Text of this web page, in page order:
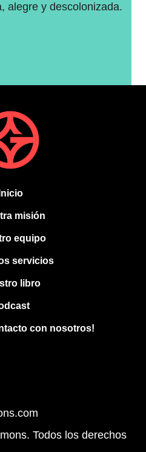
alegre y descolonizada.
Inicio
misión
equipo
servicios
libro
con nosotros!
Todos los derechos